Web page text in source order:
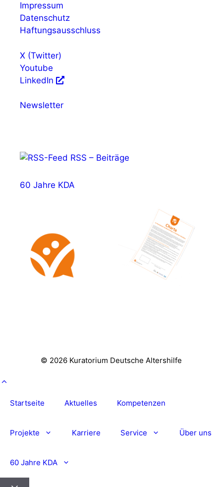
Impressum
Datenschutz
Haftungsausschluss
X (Twitter)
Youtube
LinkedIn
Newsletter
RSS – Beiträge
60 Jahre KDA
© 2026 Kuratorium Deutsche Altershilfe
Startseite Aktuelles Kompetenzen
Projekte Karriere Service Über uns
60 Jahre KDA